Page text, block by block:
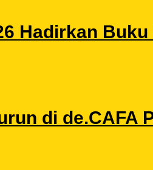
Hadirkan
di de.CAFA